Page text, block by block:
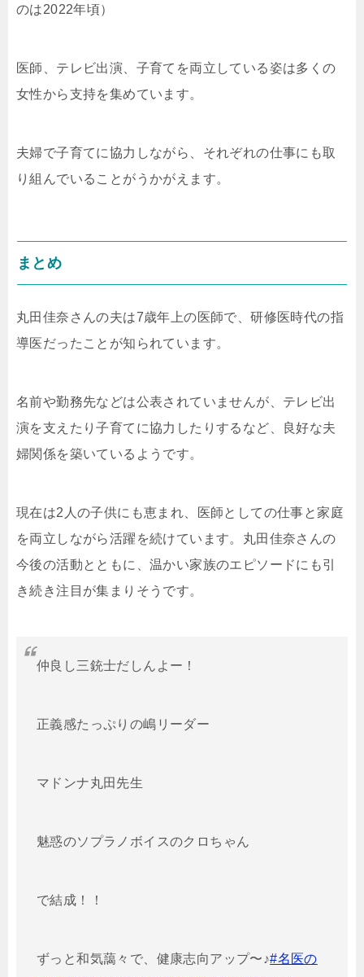
のは2022年頃）
医師、テレビ出演、子育てを両立している姿は多くの
女性から支持を集めています。
夫婦で子育てに協力しながら、それぞれの仕事にも取
り組んでいることがうかがえます。
まとめ
丸田佳奈さんの夫は7歳年上の医師で、研修医時代の指
導医だったことが知られています。
名前や勤務先などは公表されていませんが、テレビ出
演を支えたり子育てに協力したりするなど、良好な夫
婦関係を築いているようです。
現在は2人の子供にも恵まれ、医師としての仕事と家庭
を両立しながら活躍を続けています。丸田佳奈さんの
今後の活動とともに、温かい家族のエピソードにも引
き続き注目が集まりそうです。
仲良し三銃士だしんよー！
正義感たっぷりの嶋リーダー
マドンナ丸田先生
魅惑のソプラノボイスのクロちゃん
で結成！！
ずっと和気藹々で、健康志向アップ〜♪#名医の